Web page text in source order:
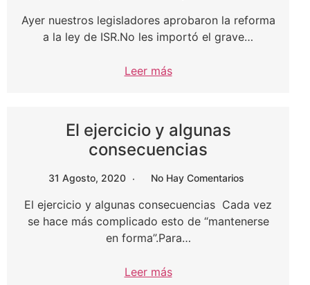
Ayer nuestros legisladores aprobaron la reforma
a la ley de ISR.No les importó el grave…
Leer más
El ejercicio y algunas
consecuencias
31 Agosto, 2020 No Hay Comentarios
El ejercicio y algunas consecuencias Cada vez
se hace más complicado esto de “mantenerse
en forma”.Para…
Leer más